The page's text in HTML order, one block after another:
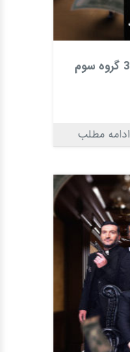
دانلود شب های مافیا 3 گروه سوم
ادامه مطلب